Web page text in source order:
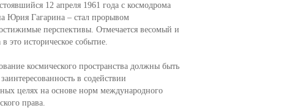
12 апреля 1961 года с космодрома
Юрия Гагарина – стал прорывом
перспективы. Отмечается весомый и
это историческое событие.
космического пространства должны быть
в содействии
целях на основе норм международного
права.